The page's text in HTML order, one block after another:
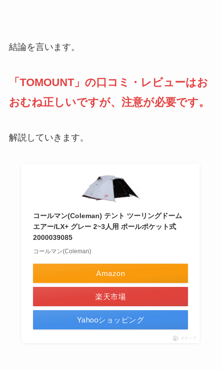
結論を言います。
「TOMOUNT」の口コミ・レビューはお
おむね正しいですが、注意が必要です。
解説していきます。
コールマン(Coleman) テント ツーリングドーム
エアー/LX+ グレー 2~3人用 ポールポケット式
2000039085
コールマン(Coleman)
Amazon
楽天市場
Yahooショッピング
ポチップ